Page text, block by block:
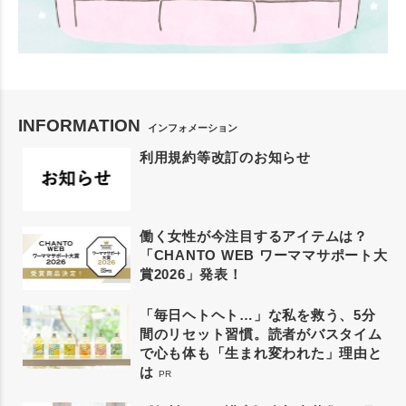
INFORMATION インフォメーション
利用規約等改訂のお知らせ
働く女性が今注目するアイテムは？
「CHANTO WEB ワーママサポート大
賞2026」発表！
「毎日ヘトヘト…」な私を救う、5分
間のリセット習慣。読者がバスタイム
で心も体も「生まれ変われた」理由と
は PR